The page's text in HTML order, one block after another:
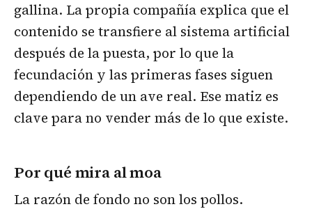
gallina. La propia compañía explica que el
contenido se transfiere al sistema artificial
después de la puesta, por lo que la
fecundación y las primeras fases siguen
dependiendo de un ave real. Ese matiz es
clave para no vender más de lo que existe.
Por qué mira al moa
La razón de fondo no son los pollos.